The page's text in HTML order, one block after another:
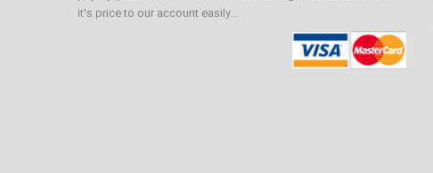
it's price to our account easily...